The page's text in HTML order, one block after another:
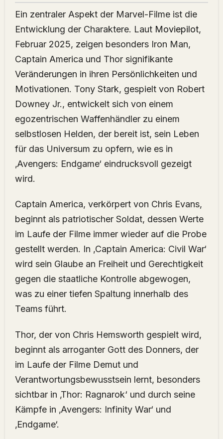
Ein zentraler Aspekt der Marvel-Filme ist die
Entwicklung der Charaktere. Laut Moviepilot,
Februar 2025, zeigen besonders Iron Man,
Captain America und Thor signifikante
Veränderungen in ihren Persönlichkeiten und
Motivationen. Tony Stark, gespielt von Robert
Downey Jr., entwickelt sich von einem
egozentrischen Waffenhändler zu einem
selbstlosen Helden, der bereit ist, sein Leben
für das Universum zu opfern, wie es in
‚Avengers: Endgame‘ eindrucksvoll gezeigt
wird.
Captain America, verkörpert von Chris Evans,
beginnt als patriotischer Soldat, dessen Werte
im Laufe der Filme immer wieder auf die Probe
gestellt werden. In ‚Captain America: Civil War‘
wird sein Glaube an Freiheit und Gerechtigkeit
gegen die staatliche Kontrolle abgewogen,
was zu einer tiefen Spaltung innerhalb des
Teams führt.
Thor, der von Chris Hemsworth gespielt wird,
beginnt als arroganter Gott des Donners, der
im Laufe der Filme Demut und
Verantwortungsbewusstsein lernt, besonders
sichtbar in ‚Thor: Ragnarok‘ und durch seine
Kämpfe in ‚Avengers: Infinity War‘ und
‚Endgame‘.